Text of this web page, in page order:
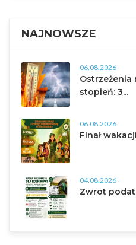
NAJNOWSZE
06.08.2026
Ostrzeżenia
stopień: 3...
06.08.2026
Finał
04.08.2026
Zwrot